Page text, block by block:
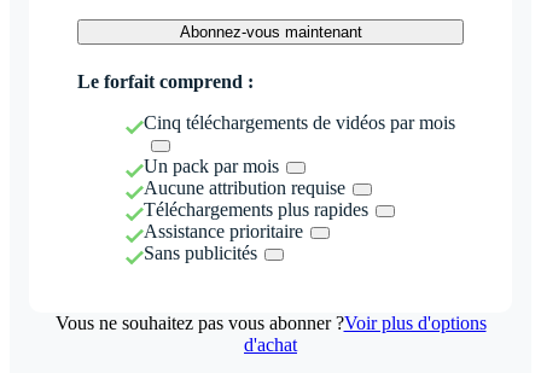
Abonnez-vous maintenant
Le forfait comprend :
Cinq téléchargements de vidéos par mois
Un pack par mois
Aucune attribution requise
Téléchargements plus rapides
Assistance prioritaire
Sans publicités
Vous ne souhaitez pas vous abonner ?Voir plus d'options
d'achat